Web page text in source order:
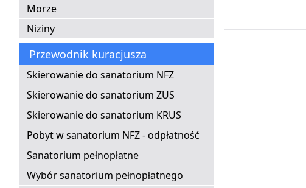
Morze
Niziny
Przewodnik kuracjusza
Skierowanie do sanatorium NFZ
Skierowanie do sanatorium ZUS
Skierowanie do sanatorium KRUS
Pobyt w sanatorium NFZ - odpłatność
Sanatorium pełnopłatne
Wybór sanatorium pełnopłatnego